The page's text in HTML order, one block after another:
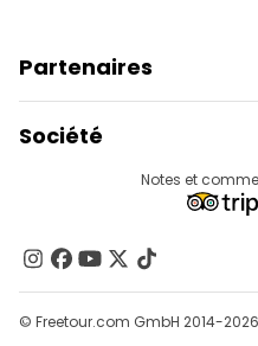
Partenaires
Connexion Du Fournisseur
Programme D’affiliation
Société
Contactez-Nous
Groupes
Aide
Notes et
© Freetour.com GmbH 2014-2026